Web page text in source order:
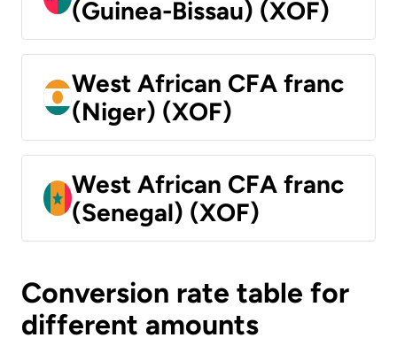
(Guinea-Bissau) (XOF)
West African CFA franc
(Niger) (XOF)
West African CFA franc
(Senegal) (XOF)
Conversion rate table for
different amounts